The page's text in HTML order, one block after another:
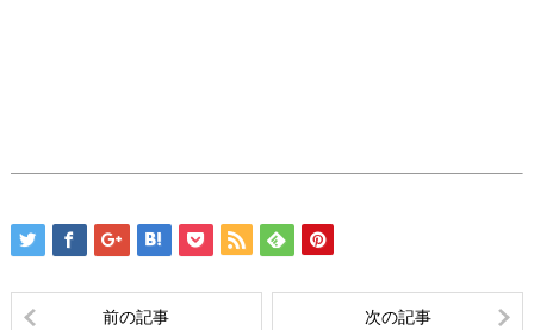
前の記事 次の記事